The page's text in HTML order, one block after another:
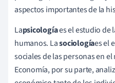
aspectos importantes de la
Lapsicologíaes el estudio de
humanos. Lasociologíaes el
sociales de las personas en
Economía, por su parte,